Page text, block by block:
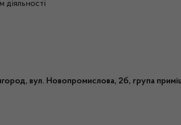
діяльності
вул. Новопромислова, 2б, група